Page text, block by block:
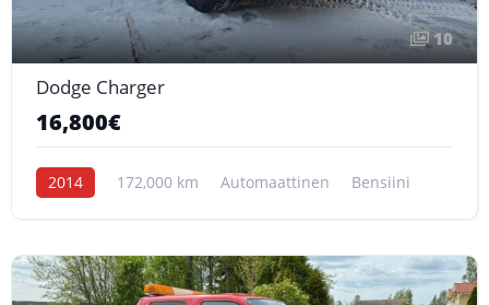
10
Dodge Charger
16,800€
2014 172,000 km Automaattinen Bensiini